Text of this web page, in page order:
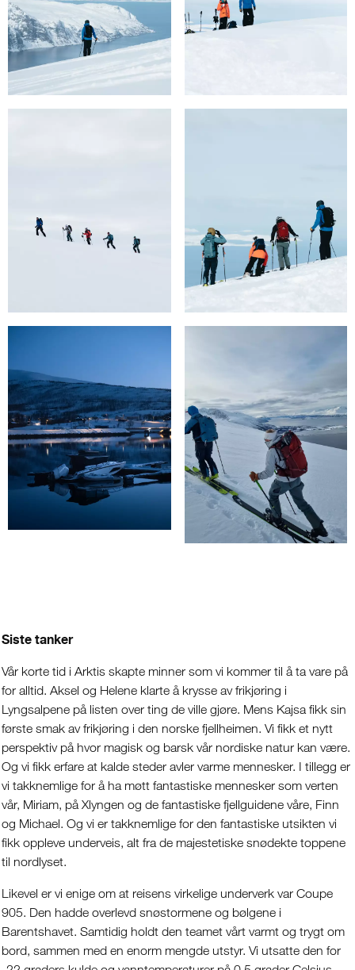
Siste tanker
Vår korte tid i Arktis skapte minner som vi kommer til å ta vare på
for alltid. Aksel og Helene klarte å krysse av frikjøring i
Lyngsalpene på listen over ting de ville gjøre. Mens Kajsa fikk sin
første smak av frikjøring i den norske fjellheimen. Vi fikk et nytt
perspektiv på hvor magisk og barsk vår nordiske natur kan være.
Og vi fikk erfare at kalde steder avler varme mennesker. I tillegg er
vi takknemlige for å ha møtt fantastiske mennesker som verten
vår, Miriam, på Xlyngen og de fantastiske fjellguidene våre, Finn
og Michael. Og vi er takknemlige for den fantastiske utsikten vi
fikk oppleve underveis, alt fra de majestetiske snødekte toppene
til nordlyset.
Likevel er vi enige om at reisens virkelige underverk var Coupe
905. Den hadde overlevd snøstormene og bølgene i
Barentshavet. Samtidig holdt den teamet vårt varmt og trygt om
bord, sammen med en enorm mengde utstyr. Vi utsatte den for